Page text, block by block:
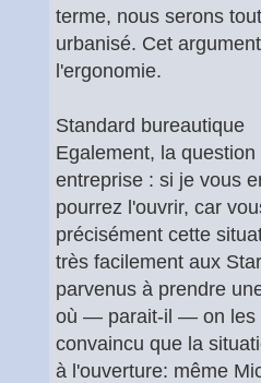
terme, nous serons
urbanisé. Cet
l'ergonomie.
Standard bureautique
Egalement, la
entreprise : si je vous
pourrez l'ouvrir, car
précisément cette
très facilement aux
parvenus à prendre
où — parait-il — on les
convaincu que la
à l'ouverture: même